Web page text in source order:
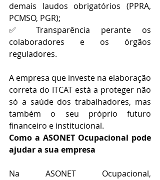
demais laudos obrigatórios (PPRA,
PCMSO, PGR);
✅ Transparência perante os
colaboradores e os órgãos
reguladores.
A empresa que investe na elaboração
correta do ITCAT está a proteger não
só a saúde dos trabalhadores, mas
também o seu próprio futuro
financeiro e institucional.
Como a ASONET Ocupacional pode
ajudar a sua empresa
Na ASONET Ocupacional,